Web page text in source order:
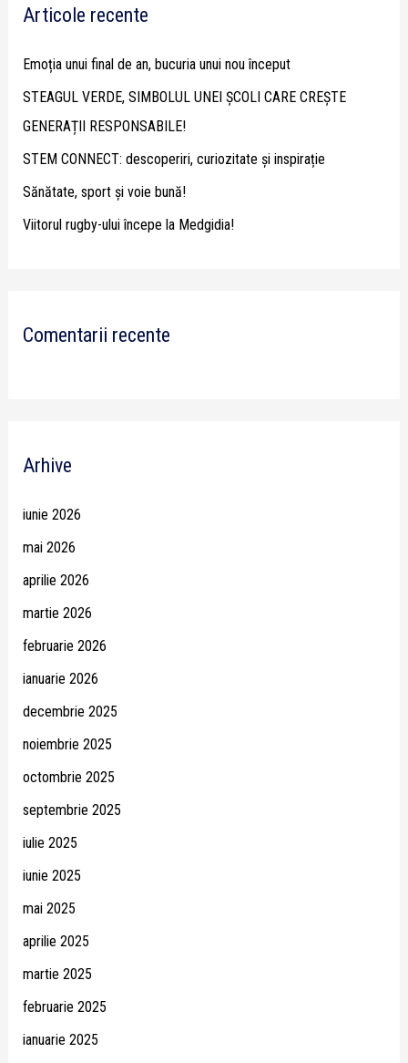
c
o
r
:
Articole recente
Emoția unui final de an, bucuria unui nou început
STEAGUL VERDE, SIMBOLUL UNEI ȘCOLI CARE CREȘTE
GENERAȚII RESPONSABILE!
STEM CONNECT: descoperiri, curiozitate și inspirație
Sănătate, sport și voie bună!
Viitorul rugby-ului începe la Medgidia!
Comentarii recente
Arhive
iunie 2026
mai 2026
aprilie 2026
martie 2026
februarie 2026
ianuarie 2026
decembrie 2025
noiembrie 2025
octombrie 2025
septembrie 2025
iulie 2025
iunie 2025
mai 2025
aprilie 2025
martie 2025
februarie 2025
ianuarie 2025